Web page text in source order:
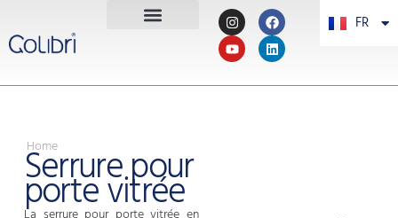
FR
PT
Home
Serrure pour
porte vitrée